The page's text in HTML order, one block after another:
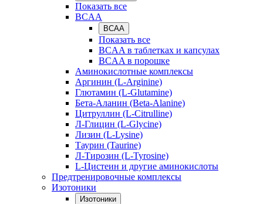
Показать все
BCAA
BCAA
Показать все
BCAA в таблетках и капсулах
BCAA в порошке
Аминокислотные комплексы
Аргинин (L-Arginine)
Глютамин (L-Glutamine)
Бета-Аланин (Beta-Alanine)
Цитруллин (L-Citrulline)
Л-Глицин (L-Glycine)
Лизин (L-Lysine)
Таурин (Taurine)
Л-Тирозин (L-Tyrosine)
L-Цистеин и другие аминокислоты
Предтренировочные комплексы
Изотоники
Изотоники